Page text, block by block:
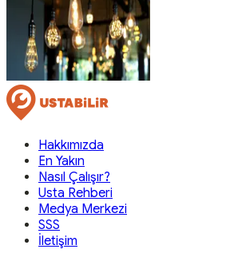
Hakkımızda
En Yakın
Nasıl Çalışır?
Usta Rehberi
Medya Merkezi
SSS
İletişim